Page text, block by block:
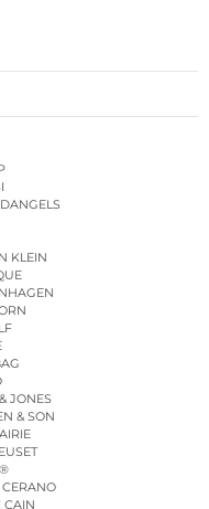
KLEIN
JONES
& SON
CERANO
CAIN